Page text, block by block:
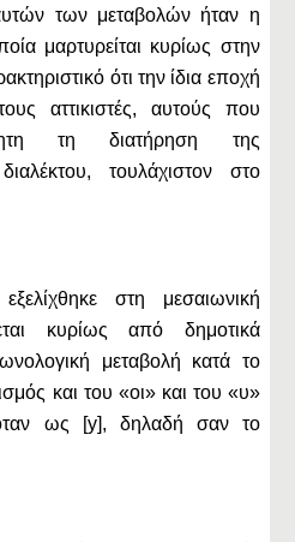
των μεταβολών ήταν η
μαρτυρείται κυρίως στην
ότι την ίδια εποχή
αττικιστές, αυτούς που
τη διατήρηση της
τουλάχιστον στο
στη μεσαιωνική
κυρίως από δημοτικά
μεταβολή κατά το
και του «οι» και του «υ»
ως [y], δηλαδή σαν το